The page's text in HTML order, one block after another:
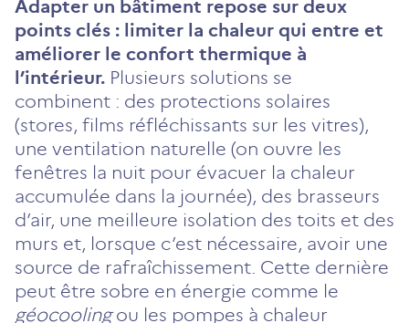
Adapter un bâtiment repose sur deux
points clés : limiter la chaleur qui entre et
améliorer le confort thermique à
l’intérieur. Plusieurs solutions se
combinent : des protections solaires
(stores, films réfléchissants sur les vitres),
une ventilation naturelle (on ouvre les
fenêtres la nuit pour évacuer la chaleur
accumulée dans la journée), des brasseurs
d’air, une meilleure isolation des toits et des
murs et, lorsque c’est nécessaire, avoir une
source de rafraîchissement. Cette dernière
peut être sobre en énergie comme le
géocoolingou les pompes à chaleur